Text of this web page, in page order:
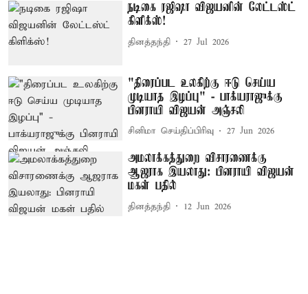
நடிகை ரஜிஷா விஜயனின் லேட்டஸ்ட்
கிளிக்ஸ்!
தினத்தந்தி 27 Jul 2026
"திரைப்பட உலகிற்கு ஈடு செய்ய
முடியாத இழப்பு" - பாக்யராஜுக்கு
பினராயி விஜயன் அஞ்சலி
சினிமா செய்திப்பிரிவு 27 Jun 2026
அமலாக்கத்துறை விசாரணைக்கு
ஆஜராக இயலாது: பினராயி விஜயன்
மகள் பதில்
தினத்தந்தி 12 Jun 2026